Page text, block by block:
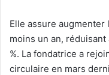
Elle assure augmenter
moins un an,
%. La fondatrice a
circulaire en mars